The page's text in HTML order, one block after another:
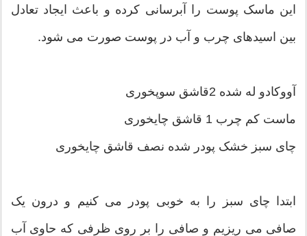
این ماسک پوست را آبرسانی کرده و باعث ایجاد تعادل
بین اسیدهای چرب و آب در پوست صورت می شود.
آووکادو له شده 2قاشق سوپخوری
ماست کم چرب 1 قاشق چایخوری
چای سبز خشک پودر شده نصف قاشق چایخوری
ابتدا چای سبز را به خوبی پودر می کنیم و درون یک
صافی می ریزیم و صافی را بر روی ظرفی که حاوی آب